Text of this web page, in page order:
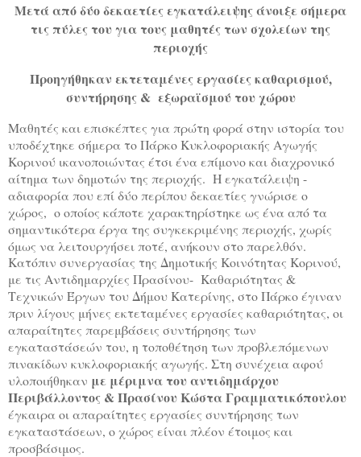
Μετά από δύο δεκαετίες εγκατάλειψης άνοιξε σήμερα
τις πύλες του για τους μαθητές των σχολείων της
περιοχής
Προηγήθηκαν εκτεταμένες εργασίες καθαρισμού,
συντήρησης & εξωραϊσμού του χώρου
Μαθητές και επισκέπτες για πρώτη φορά στην ιστορία του
υποδέχτηκε σήμερα το Πάρκο Κυκλοφοριακής Αγωγής
Κορινού ικανοποιώντας έτσι ένα επίμονο και διαχρονικό
αίτημα των δημοτών της περιοχής. Η εγκατάλειψη -
αδιαφορία που επί δύο περίπου δεκαετίες γνώρισε ο
χώρος, ο οποίος κάποτε χαρακτηρίστηκε ως ένα από τα
σημαντικότερα έργα της συγκεκριμένης περιοχής, χωρίς
όμως να λειτουργήσει ποτέ, ανήκουν στο παρελθόν.
Κατόπιν συνεργασίας της Δημοτικής Κοινότητας Κορινού,
με τις Αντιδημαρχίες Πρασίνου- Καθαριότητας &
Τεχνικών Έργων του Δήμου Κατερίνης, στο Πάρκο έγιναν
πριν λίγους μήνες εκτεταμένες εργασίες καθαριότητας, οι
απαραίτητες παρεμβάσεις συντήρησης των
εγκαταστάσεών του, η τοποθέτηση των προβλεπόμενων
πινακίδων κυκλοφοριακής αγωγής. Στη συνέχεια αφού
υλοποιήθηκαν με μέριμνα του αντιδημάρχου
Περιβάλλοντος & Πρασίνου Κώστα Γραμματικόπουλου
έγκαιρα οι απαραίτητες εργασίες συντήρησης των
εγκαταστάσεων, ο χώρος είναι πλέον έτοιμος και
προσβάσιμος.